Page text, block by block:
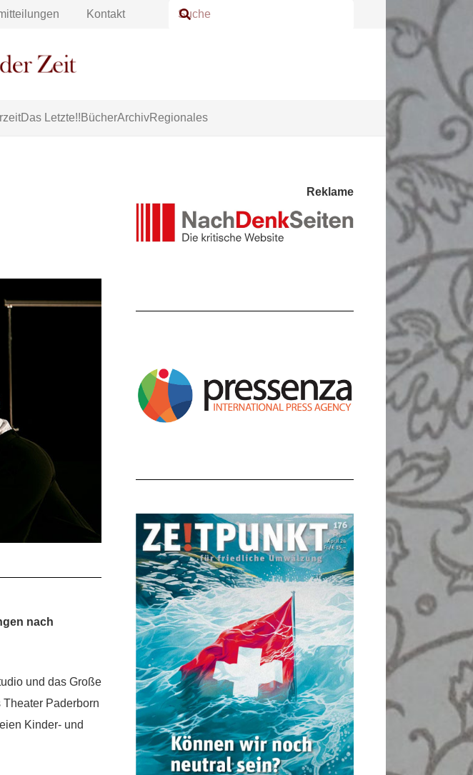
Kontakt
Das Letzte!! BücherArchivRegionales
nach
und das Große
Paderborn
Kinder- und
Reklame